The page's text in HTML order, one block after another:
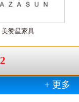
美赞星家具
+ 更多